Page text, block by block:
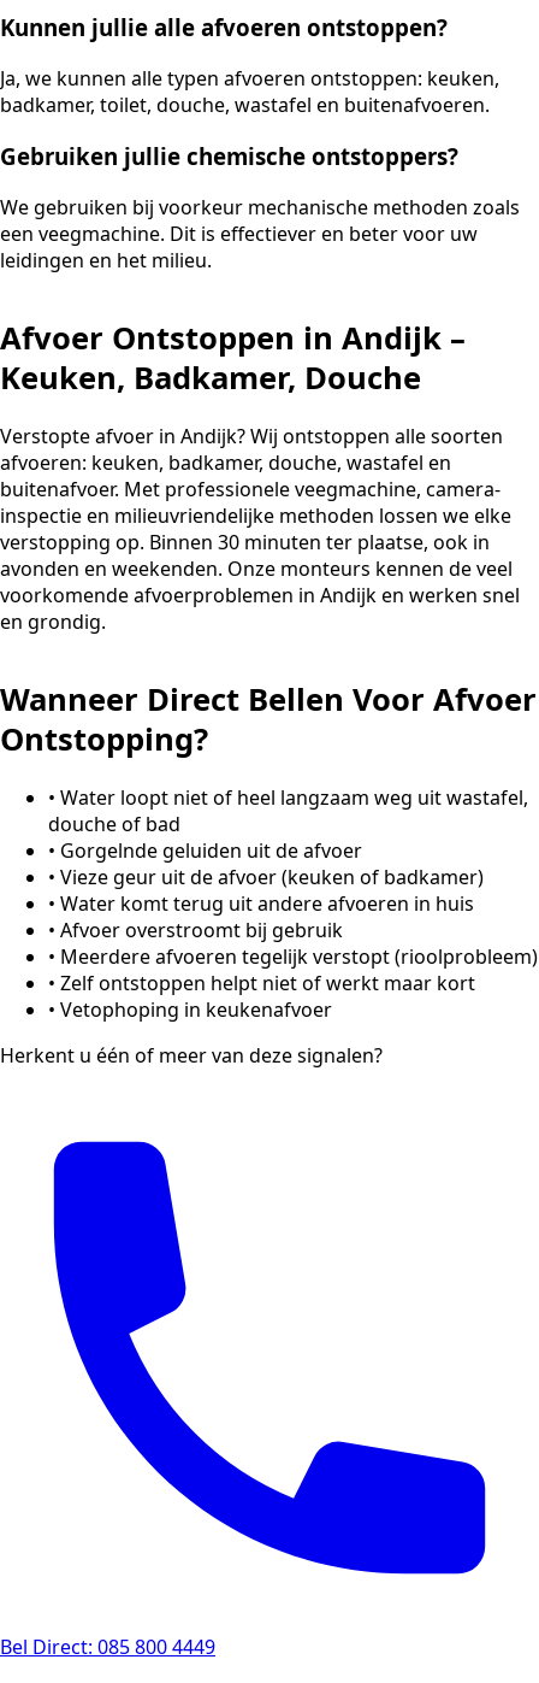
Kunnen jullie alle afvoeren ontstoppen?
Ja, we kunnen alle typen afvoeren ontstoppen: keuken,
badkamer, toilet, douche, wastafel en buitenafvoeren.
Gebruiken jullie chemische ontstoppers?
We gebruiken bij voorkeur mechanische methoden zoals
een veegmachine. Dit is effectiever en beter voor uw
leidingen en het milieu.
Afvoer Ontstoppen in Andijk –
Keuken, Badkamer, Douche
Verstopte afvoer in Andijk? Wij ontstoppen alle soorten
afvoeren: keuken, badkamer, douche, wastafel en
buitenafvoer. Met professionele veegmachine, camera-
inspectie en milieuvriendelijke methoden lossen we elke
verstopping op. Binnen 30 minuten ter plaatse, ook in
avonden en weekenden. Onze monteurs kennen de veel
voorkomende afvoerproblemen in Andijk en werken snel
en grondig.
Wanneer Direct Bellen Voor Afvoer
Ontstopping?
• Water loopt niet of heel langzaam weg uit wastafel,
douche of bad
• Gorgelnde geluiden uit de afvoer
• Vieze geur uit de afvoer (keuken of badkamer)
• Water komt terug uit andere afvoeren in huis
• Afvoer overstroomt bij gebruik
• Meerdere afvoeren tegelijk verstopt (rioolprobleem)
• Zelf ontstoppen helpt niet of werkt maar kort
• Vetophoping in keukenafvoer
Herkent u één of meer van deze signalen?
Bel Direct: 085 800 4449